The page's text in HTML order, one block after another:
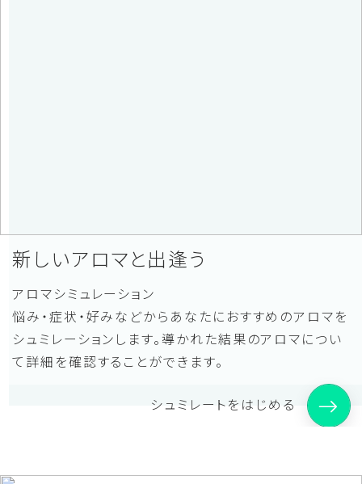
新しいアロマと出逢う
アロマシミュレーション
悩み・症状・好みなどからあなたにおすすめのアロマを
シュミレーションします。導かれた結果のアロマについ
て詳細を確認することができます。
シュミレートをはじめる